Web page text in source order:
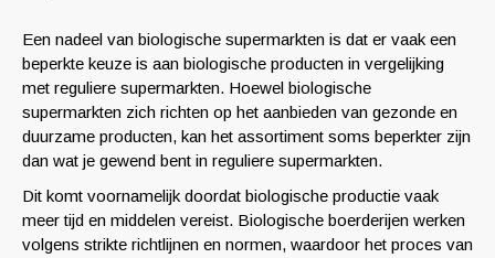
Een nadeel van biologische supermarkten is dat er vaak een
beperkte keuze is aan biologische producten in vergelijking
met reguliere supermarkten. Hoewel biologische
supermarkten zich richten op het aanbieden van gezonde en
duurzame producten, kan het assortiment soms beperkter zijn
dan wat je gewend bent in reguliere supermarkten.
Dit komt voornamelijk doordat biologische productie vaak
meer tijd en middelen vereist. Biologische boerderijen werken
volgens strikte richtlijnen en normen, waardoor het proces van